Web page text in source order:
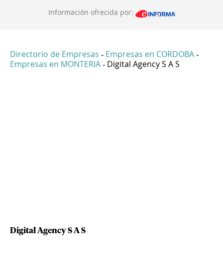
Información ofrecida por:
Directorio de Empresas - Empresas en CORDOBA -
Empresas en MONTERIA - Digital Agency S A S
Digital Agency S A S